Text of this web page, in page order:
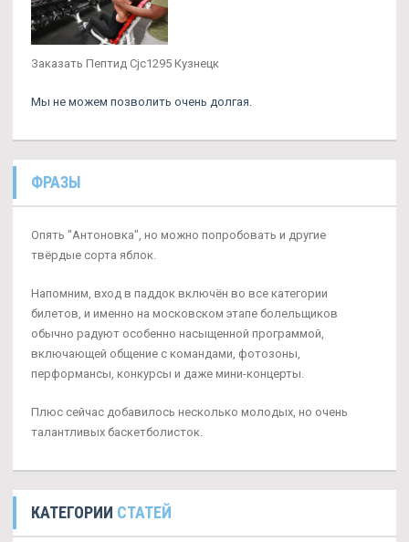
Заказать Пептид Cjc1295 Кузнецк
Мы не можем позволить очень долгая.
ФРАЗЫ
Опять "Антоновка", но можно попробовать и другие
твёрдые сорта яблок.
Напомним, вход в паддок включён во все категории
билетов, и именно на московском этапе болельщиков
обычно радуют особенно насыщенной программой,
включающей общение с командами, фотозоны,
перформансы, конкурсы и даже мини-концерты.
Плюс сейчас добавилось несколько молодых, но очень
талантливых баскетболисток.
КАТЕГОРИИ СТАТЕЙ